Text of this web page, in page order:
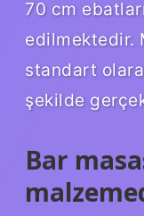
70 cm
edilmektedir.
standart
şekilde
Bar